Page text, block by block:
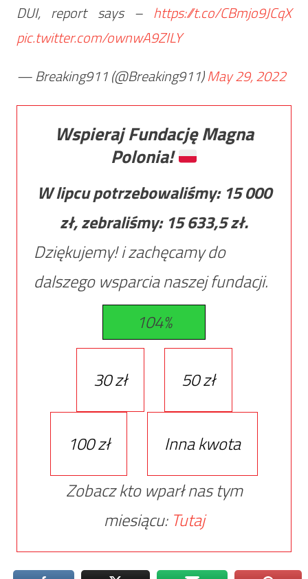
DUI, report says – https://t.co/CBmjo9JCqX
pic.twitter.com/ownwA9ZILY
— Breaking911 (@Breaking911)May 29, 2022
Wspieraj Fundację Magna
Polonia!
W lipcu potrzebowaliśmy: 15 000
zł, zebraliśmy: 15 633,5zł.
Dziękujemy! i zachęcamy do
dalszego wsparcia naszej fundacji.
104%
30 zł 50 zł
100 zł
Inna kwota
Zobacz kto wparł nas tym
miesiącu: Tutaj